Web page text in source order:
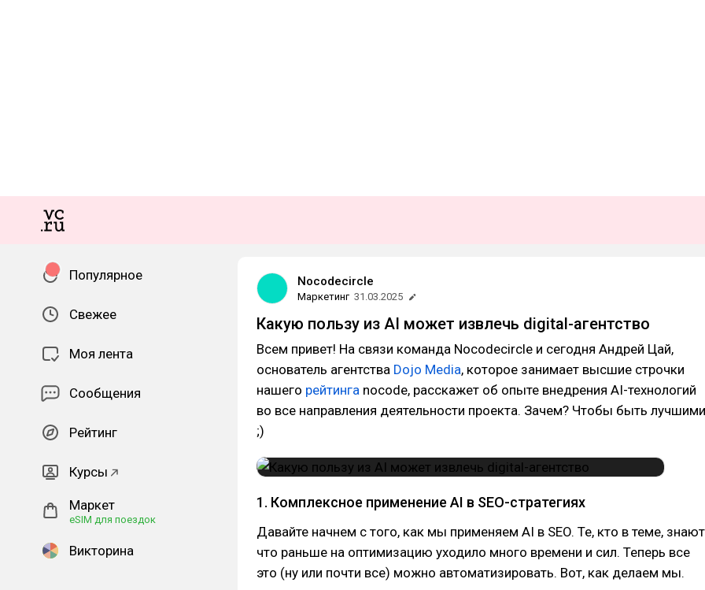
Популярное
Свежее
Моя лента
Сообщения
Рейтинг
Курсы
Маркет
eSIM для поездок
Викторина
Nocodecircle
Маркетинг 31.03.2025
Какую пользу из AI может извлечь digital-агентство
Всем привет! На связи команда Nocodecircle и сегодня Андрей Цай,
основатель агентства Dojo Media, которое занимает высшие строчки
нашего рейтинга nocode, расскажет об опыте внедрения AI-технологий
во все направления деятельности проекта. Зачем? Чтобы быть лучшими
;)
1. Комплексное применение AI в SEO-стратегиях
Давайте начнем с того, как мы применяем AI в SEO. Те, кто в теме,
что раньше на оптимизацию уходило много времени и сил. Теперь все
это (ну или почти все) можно автоматизировать. Вот, как делаем мы.